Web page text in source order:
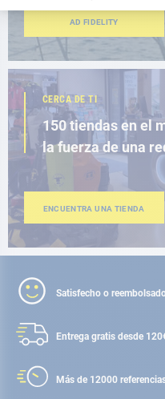
AD FIDELITY
CERCA DE TI
150 tiendas en el
la fuerza de una
ENCUENTRA UNA TIENDA
Satisfecho o
Entrega gratis desde
Más de 12000